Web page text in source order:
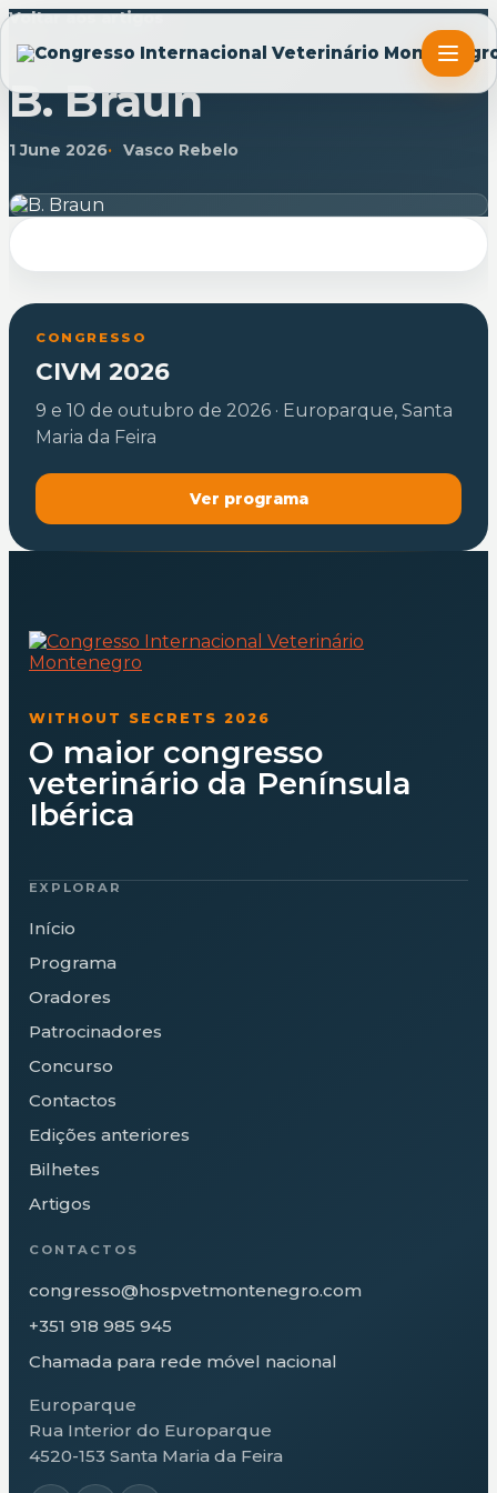
Voltar aos artigos
ARTIGO
B. Braun
1 June 2026 Vasco Rebelo
CONGRESSO
CIVM 2026
9 e 10 de outubro de 2026 · Europarque, Santa
Maria da Feira
Ver programa
WITHOUT SECRETS 2026
O maior congresso
veterinário da Península
Ibérica
EXPLORAR
Início
Programa
Oradores
Patrocinadores
Concurso
Contactos
Edições anteriores
Bilhetes
Artigos
CONTACTOS
congresso@hospvetmontenegro.com
+351 918 985 945
Chamada para rede móvel nacional
Europarque
Rua Interior do Europarque
4520-153 Santa Maria da Feira